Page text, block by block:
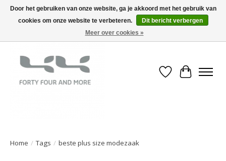
Verlanglijst
Home / Tags / beste plus size modezaak
Door het gebruiken van onze website, ga je akkoord met het gebruik van
cookies om onze website te verbeteren.
Dit bericht verbergen
Meer over cookies »